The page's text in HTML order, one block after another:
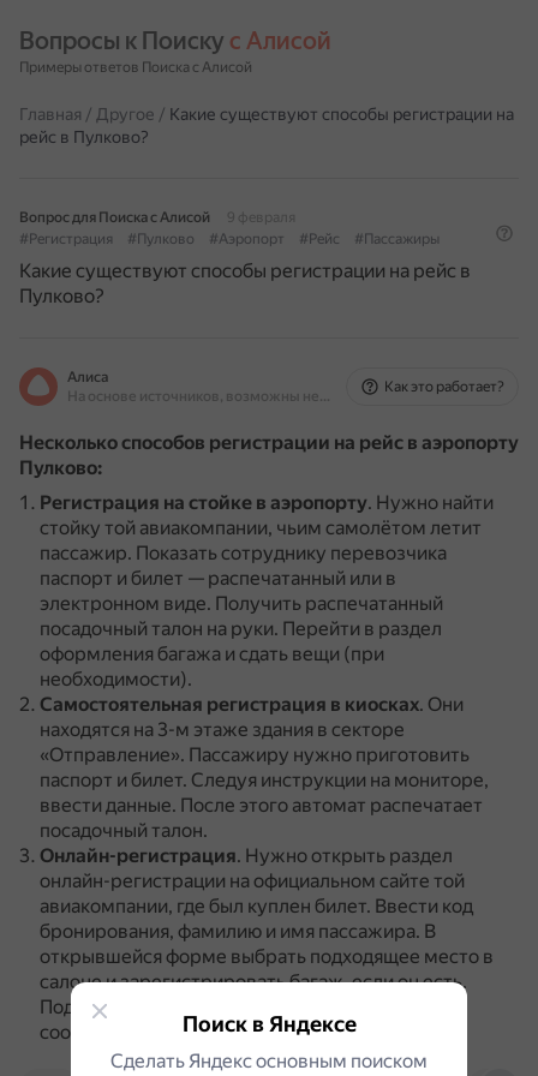
Вопросы к Поиску с Алисой
Примеры ответов Поиска с Алисой
Главная / Другое / Какие существуют способы регистрации на
рейс в Пулково?
Вопрос для Поиска с Алисой
9 февраля
#Регистрация
#Пулково #Аэропорт #Рейс #Пассажиры
Какие существуют способы регистрации на рейс в
Пулково?
Алиса
На основе источников, возможны неточности
Как это работает?
Несколько способов регистрации на рейс в аэропорту
Пулково:
Регистрация на стойке в аэропорту. Нужно найти
стойку той авиакомпании, чьим самолётом летит
пассажир. Показать сотруднику перевозчика
паспорт и билет — распечатанный или в
электронном виде. Получить распечатанный
посадочный талон на руки. Перейти в раздел
оформления багажа и сдать вещи (при
необходимости).
Самостоятельная регистрация в киосках. Они
находятся на 3-м этаже здания в секторе
«Отправление». Пассажиру нужно приготовить
паспорт и билет. Следуя инструкции на мониторе,
ввести данные. После этого автомат распечатает
посадочный талон.
Онлайн-регистрация. Нужно открыть раздел
онлайн-регистрации на официальном сайте той
авиакомпании, где был куплен билет. Ввести код
бронирования, фамилию и имя пассажира. В
открывшейся форме выбрать подходящее место в
салоне и зарегистрировать багаж, если он есть.
Подтвердить онлайн-процедуру нажатием
соответствующей кнопки.
Поиск в Яндексе
Сделать Яндекс основным поиском